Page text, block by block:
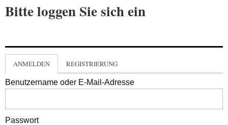
Bitte loggen Sie sich ein
ANMELDEN REGISTRIERUNG
Benutzername oder E-Mail-Adresse
Passwort